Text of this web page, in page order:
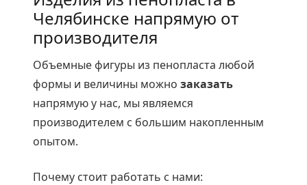
Челябинске напрямую от
производителя
Объемные фигуры из пенопласта любой
формы и величины можно заказать
напрямую у нас, мы являемся
производителем с большим накопленным
опытом.
Почему стоит работать с нами: